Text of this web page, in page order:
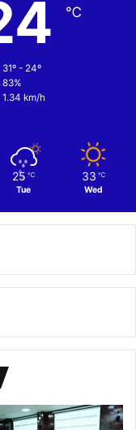
℃
31º - 24º
83%
1.34 km/h
25 ℃
Tue
33 ℃
Wed